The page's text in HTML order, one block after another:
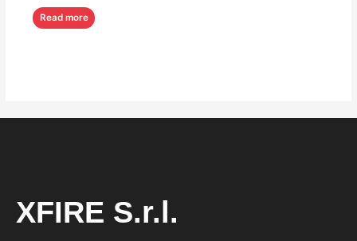
Read more
XFIRE S.r.l.